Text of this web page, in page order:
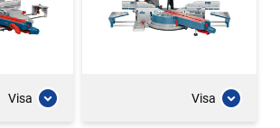
Visa Visa